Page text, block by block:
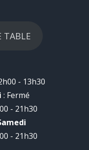
TABLE
- 13h30
: Fermé
- 21h30
- 21h30